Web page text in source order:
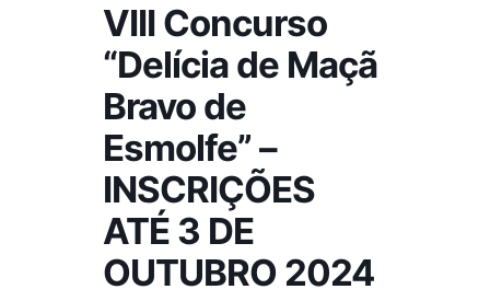
VIII Concurso
“Delícia de Maçã
Bravo de
Esmolfe” –
INSCRIÇÕES
ATÉ 3 DE
OUTUBRO 2024